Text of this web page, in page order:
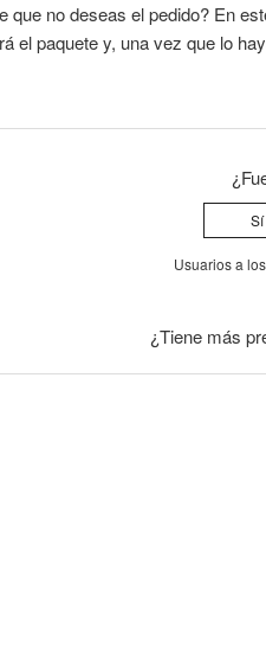
que no deseas el pedido? En
el paquete y, una vez que lo
Sí
Usuarios a
¿Tiene más